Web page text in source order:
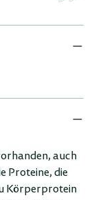
auch
Proteine, die
Körperprotein